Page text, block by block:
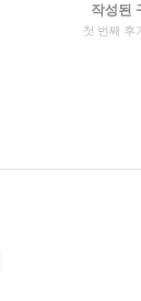
작성된
첫 번째 후